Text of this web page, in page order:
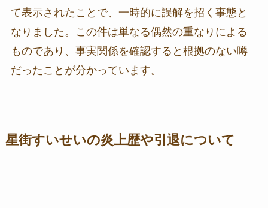
て表示されたことで、一時的に誤解を招く事態と
なりました。この件は単なる偶然の重なりによる
ものであり、事実関係を確認すると根拠のない噂
だったことが分かっています。
星街すいせいの炎上歴や引退について